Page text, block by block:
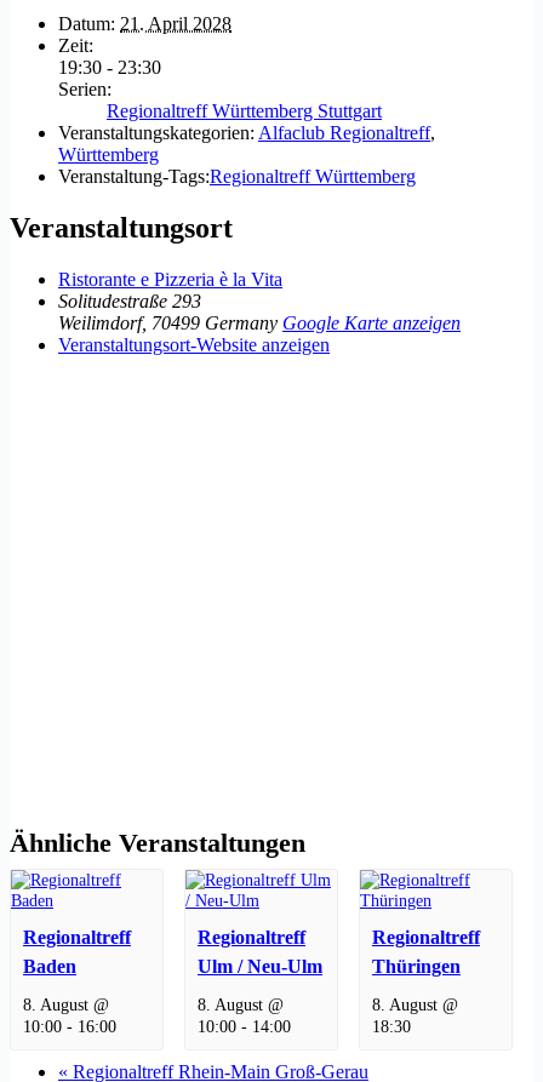
Datum: 21. April 2028
Zeit:
19:30 - 23:30
Serien:
Regionaltreff Württemberg Stuttgart
Veranstaltungskategorien: Alfaclub Regionaltreff,
Württemberg
Veranstaltung-Tags:Regionaltreff Württemberg
Veranstaltungsort
Ristorante e Pizzeria è la Vita
Solitudestraße 293
Weilimdorf, 70499 Germany Google Karte anzeigen
Veranstaltungsort-Website anzeigen
Ähnliche Veranstaltungen
Regionaltreff
Baden
8. August @
10:00- 16:00
Regionaltreff
Ulm / Neu-Ulm
8. August @
10:00- 14:00
Regionaltreff
Thüringen
8. August @
18:30
« Regionaltreff Rhein-Main Groß-Gerau